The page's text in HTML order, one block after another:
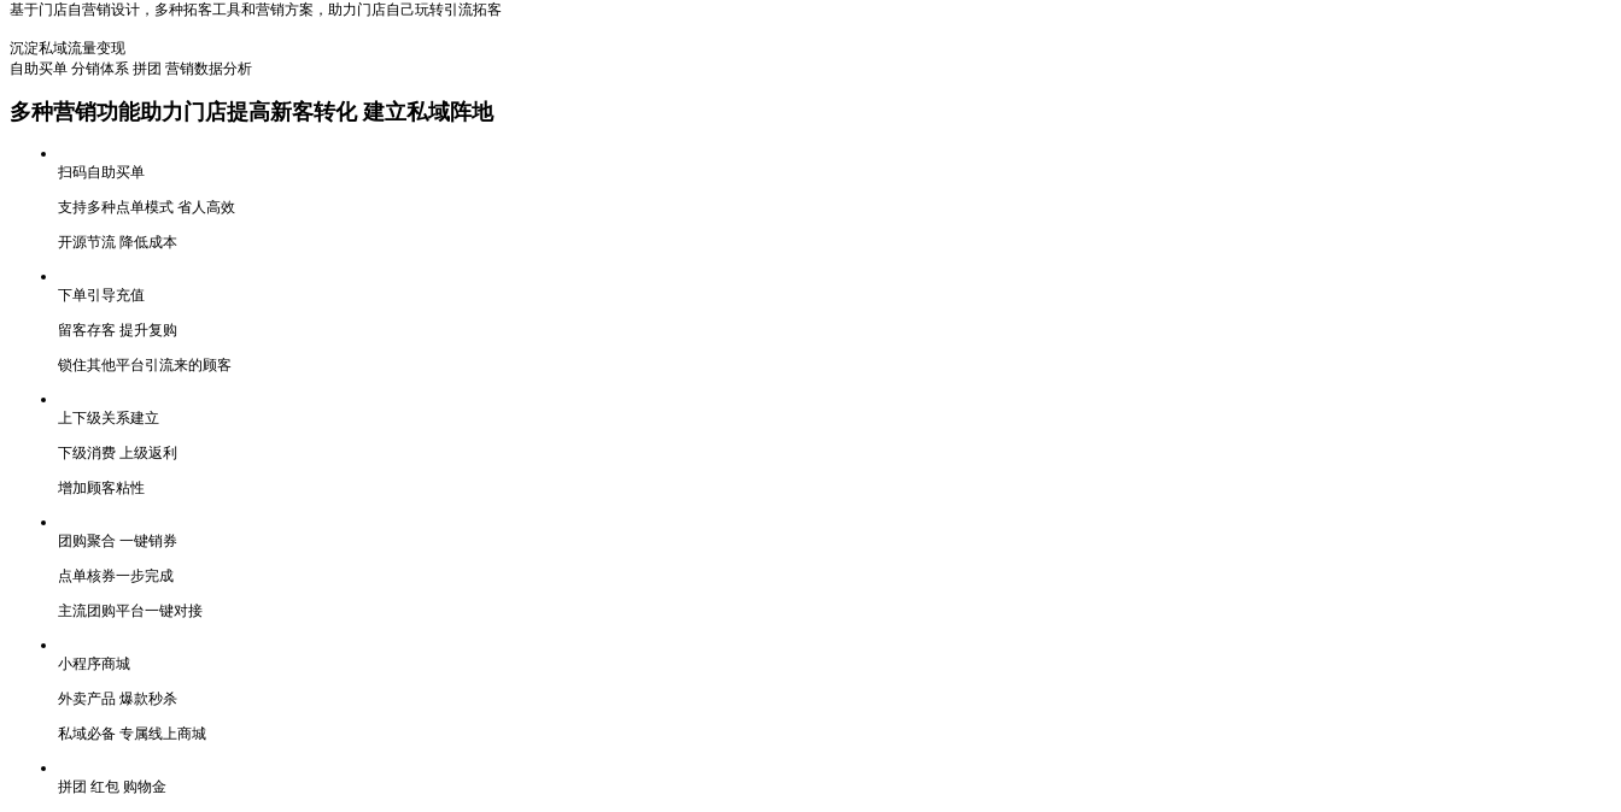
基于门店自营销设计，多种拓客工具和营销方案，助力门店自己玩转引流拓客
沉淀私域流量变现
自助买单 分销体系 拼团 营销数据分析
多种营销功能助力门店提高新客转化 建立私域阵地
扫码自助买单
支持多种点单模式 省人高效
开源节流 降低成本
下单引导充值
留客存客 提升复购
锁住其他平台引流来的顾客
上下级关系建立
下级消费 上级返利
增加顾客粘性
团购聚合 一键销券
点单核券一步完成
主流团购平台一键对接
小程序商城
外卖产品 爆款秒杀
私域必备 专属线上商城
拼团 红包 购物金